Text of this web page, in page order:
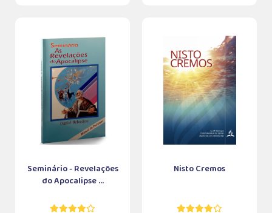
Seminário - Revelações
do Apocalipse ...
Nisto Cremos